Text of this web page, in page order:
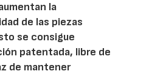
la
de las piezas
se consigue
patentada, libre de
de mantener